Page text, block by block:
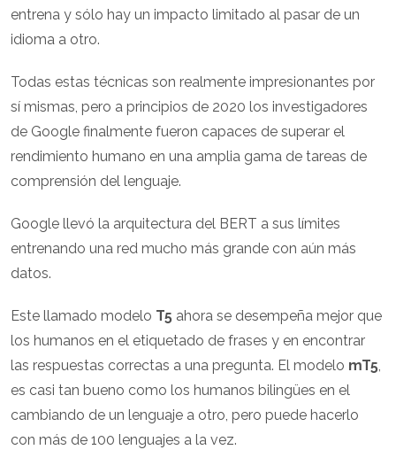
entrena y sólo hay un impacto limitado al pasar de un
idioma a otro.
Todas estas técnicas son realmente impresionantes por
sí mismas, pero a principios de 2020 los investigadores
de Google finalmente fueron capaces de superar el
rendimiento humano en una amplia gama de tareas de
comprensión del lenguaje.
Google llevó la arquitectura del BERT a sus límites
entrenando una red mucho más grande con aún más
datos.
Este llamado modelo T5 ahora se desempeña mejor que
los humanos en el etiquetado de frases y en encontrar
las respuestas correctas a una pregunta. El modelo mT5,
es casi tan bueno como los humanos bilingües en el
cambiando de un lenguaje a otro, pero puede hacerlo
con más de 100 lenguajes a la vez.